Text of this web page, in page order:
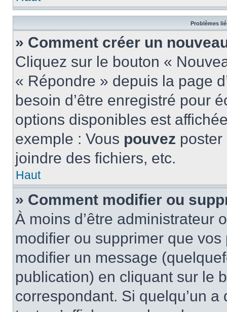
Problèmes
» Comment créer un
Cliquez sur le bouton «
« Répondre » depuis la page
besoin d’être enregistré pour
options disponibles est
exemple : Vous pouvez
joindre des fichiers, etc.
Haut
» Comment modifier ou
À moins d’être administrateur
modifier ou supprimer que
modifier un message
publication) en cliquant sur le
correspondant. Si quelqu’un